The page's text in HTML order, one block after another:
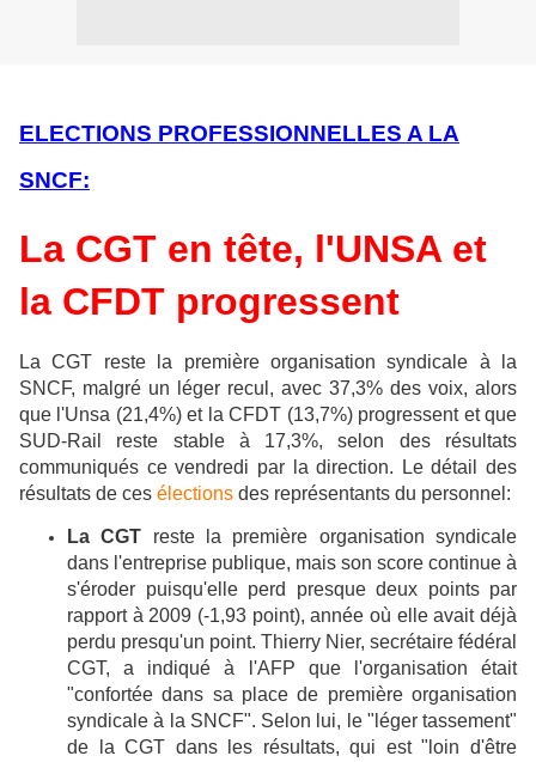
ELECTIONS PROFESSIONNELLES A LA
SNCF:
La CGT en tête, l'UNSA et
la CFDT progressent
La CGT reste la première organisation syndicale à la
SNCF, malgré un léger recul, avec 37,3% des voix, alors
que l'Unsa (21,4%) et la CFDT (13,7%) progressent et que
SUD-Rail reste stable à 17,3%, selon des résultats
communiqués ce vendredi par la direction. Le détail des
résultats de ces élections des représentants du personnel:
La CGT reste la première organisation syndicale
dans l'entreprise publique, mais son score continue à
s'éroder puisqu'elle perd presque deux points par
rapport à 2009 (-1,93 point), année où elle avait déjà
perdu presqu'un point. Thierry Nier, secrétaire fédéral
CGT, a indiqué à l'AFP que l'organisation était
"confortée dans sa place de première organisation
syndicale à la SNCF". Selon lui, le "léger tassement"
de la CGT dans les résultats, qui est "loin d'être